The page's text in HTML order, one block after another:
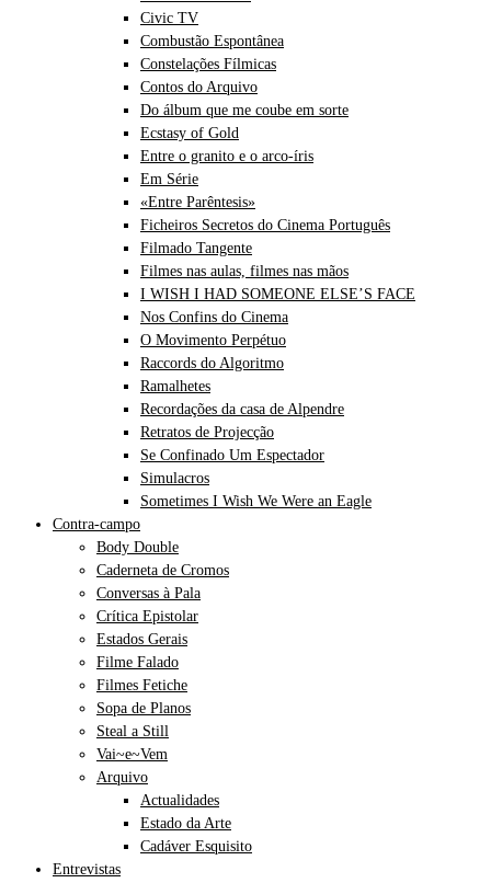
Civic TV
Combustão Espontânea
Constelações Fílmicas
Contos do Arquivo
Do álbum que me coube em sorte
Ecstasy of Gold
Entre o granito e o arco-íris
Em Série
«Entre Parêntesis»
Ficheiros Secretos do Cinema Português
Filmado Tangente
Filmes nas aulas, filmes nas mãos
I WISH I HAD SOMEONE ELSE’S FACE
Nos Confins do Cinema
O Movimento Perpétuo
Raccords do Algoritmo
Ramalhetes
Recordações da casa de Alpendre
Retratos de Projecção
Se Confinado Um Espectador
Simulacros
Sometimes I Wish We Were an Eagle
Contra-campo
Body Double
Caderneta de Cromos
Conversas à Pala
Crítica Epistolar
Estados Gerais
Filme Falado
Filmes Fetiche
Sopa de Planos
Steal a Still
Vai~e~Vem
Arquivo
Actualidades
Estado da Arte
Cadáver Esquisito
Entrevistas